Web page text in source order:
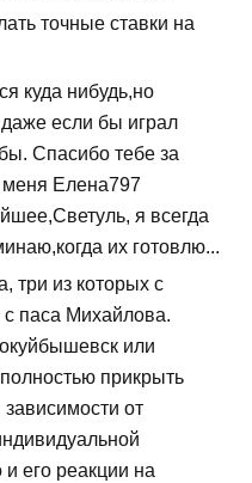
точные ставки на
куда нибудь,но
если бы играл
Спасибо тебе за
меня Елена797
я всегда
их готовлю...
три из которых с
паса Михайлова.
или
прикрыть
от
и его реакции на